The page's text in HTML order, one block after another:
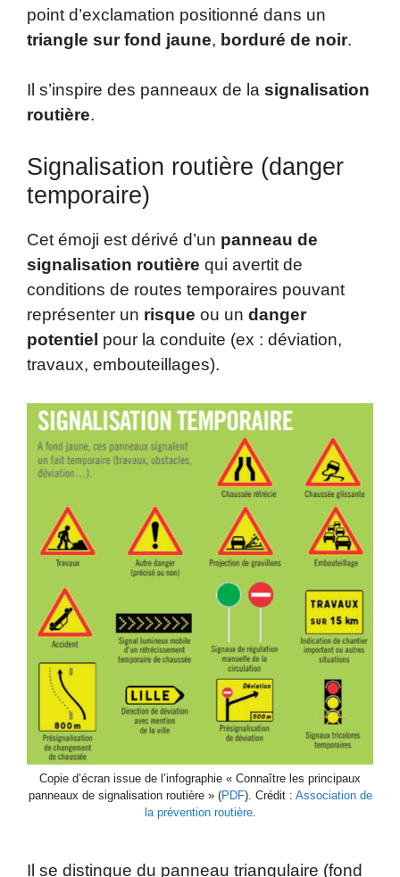
point d’exclamation positionné dans un
triangle sur fond jaune, borduré de noir.
Il s’inspire des panneaux de la signalisation
routière.
Signalisation routière (danger
temporaire)
Cet émoji est dérivé d’un panneau de
signalisation routière qui avertit de
conditions de routes temporaires pouvant
représenter un risque ou un danger
potentiel pour la conduite (ex : déviation,
travaux, embouteillages).
Copie d’écran issue de l’infographie « Connaître les principaux
panneaux de signalisation routière » (PDF). Crédit : Association de
la prévention routière.
Il se distingue du panneau triangulaire (fond